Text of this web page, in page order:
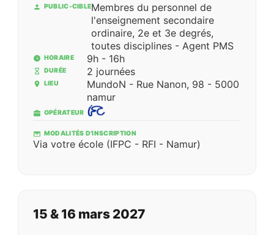
PUBLIC-CIBLEMembres du personnel de
l'enseignement secondaire
ordinaire, 2e et 3e degrés,
toutes disciplines - Agent PMS
HORAIRE 9h - 16h
DURÉE 2 journées
LIEU
MundoN - Rue Nanon, 98 - 5000
namur
OPÉRATEUR
MODALITÉS D'INSCRIPTION
Via votre école (IFPC - RFI - Namur)
15 & 16 mars 2027